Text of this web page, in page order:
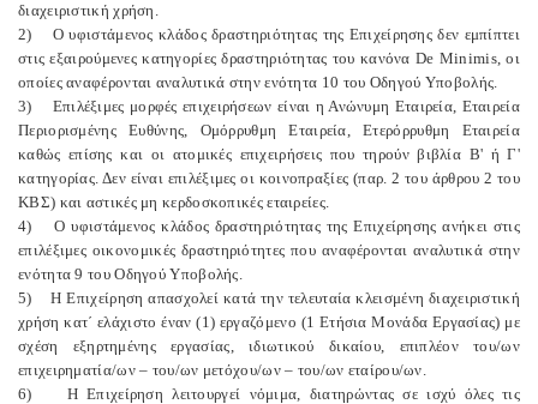
διαχειριστική χρήση.
2) Ο υφιστάμενος κλάδος δραστηριότητας της Επιχείρησης δεν εμπίπτει
στις εξαιρούμενες κατηγορίες δραστηριότητας του κανόνα De Minimis, οι
οποίες αναφέρονται αναλυτικά στην ενότητα 10 του Οδηγού Υποβολής.
3) Επιλέξιμες μορφές επιχειρήσεων είναι η Ανώνυμη Εταιρεία, Εταιρεία
Περιορισμένης Ευθύνης, Ομόρρυθμη Εταιρεία, Ετερόρρυθμη Εταιρεία
καθώς επίσης και οι ατομικές επιχειρήσεις που τηρούν βιβλία Β' ή Γ'
κατηγορίας. Δεν είναι επιλέξιμες οι κοινοπραξίες (παρ. 2 του άρθρου 2 του
ΚΒΣ) και αστικές μη κερδοσκοπικές εταιρείες.
4) Ο υφιστάμενος κλάδος δραστηριότητας της Επιχείρησης ανήκει στις
επιλέξιμες οικονομικές δραστηριότητες που αναφέρονται αναλυτικά στην
ενότητα 9 του Οδηγού Υποβολής.
5) Η Επιχείρηση απασχολεί κατά την τελευταία κλεισμένη διαχειριστική
χρήση κατ΄ ελάχιστο έναν (1) εργαζόμενο (1 Ετήσια Μονάδα Εργασίας) με
σχέση εξηρτημένης εργασίας, ιδιωτικού δικαίου, επιπλέον του/ων
επιχειρηματία/ων – του/ων μετόχου/ων – του/ων εταίρου/ων.
6) Η Επιχείρηση λειτουργεί νόμιμα, διατηρώντας σε ισχύ όλες τις